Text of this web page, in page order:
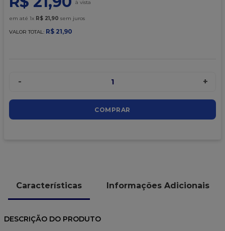
em até 1x R$ 21 ,90 sem juros
VALOR TOTAL: R$ 21,90
- 1 +
COMPRAR
Características Informações Adicionais
DESCRIÇÃO DO PRODUTO
9º
caixa kraft
10º chocolate